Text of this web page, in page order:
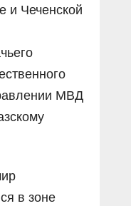
и Чеченской
МВД
в зоне